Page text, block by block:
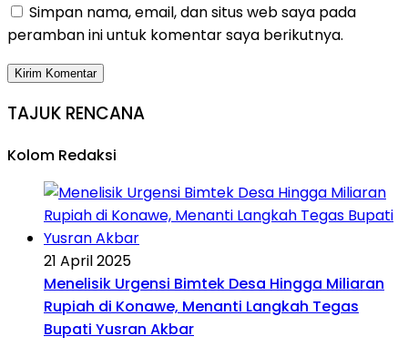
Simpan nama, email, dan situs web saya pada
peramban ini untuk komentar saya berikutnya.
TAJUK RENCANA
Kolom Redaksi
21 April 2025
Menelisik Urgensi Bimtek Desa Hingga Miliaran
Rupiah di Konawe, Menanti Langkah Tegas
Bupati Yusran Akbar